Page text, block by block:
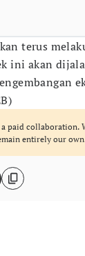
terus
ini akan
paid collaboration.
entirely our